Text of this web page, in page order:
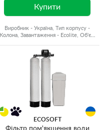
Купити
Виробник - Україна, Тип корпусу -
Колона, Завантаження - Ecolite, Об'єм
ECOSOFT
Фільтр пом'якшення води